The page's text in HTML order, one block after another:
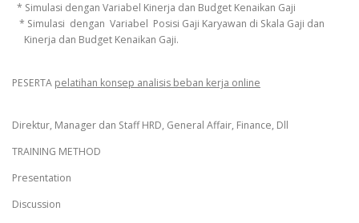
* Simulasi dengan Variabel Kinerja dan Budget Kenaikan Gaji
* Simulasi dengan Variabel Posisi Gaji Karyawan di Skala Gaji dan
Kinerja dan Budget Kenaikan Gaji.
PESERTA pelatihan konsep analisis beban kerja online
Direktur, Manager dan Staff HRD, General Affair, Finance, Dll
TRAINING METHOD
Presentation
Discussion